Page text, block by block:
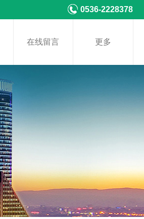
0536-2228378
在线留言 更多